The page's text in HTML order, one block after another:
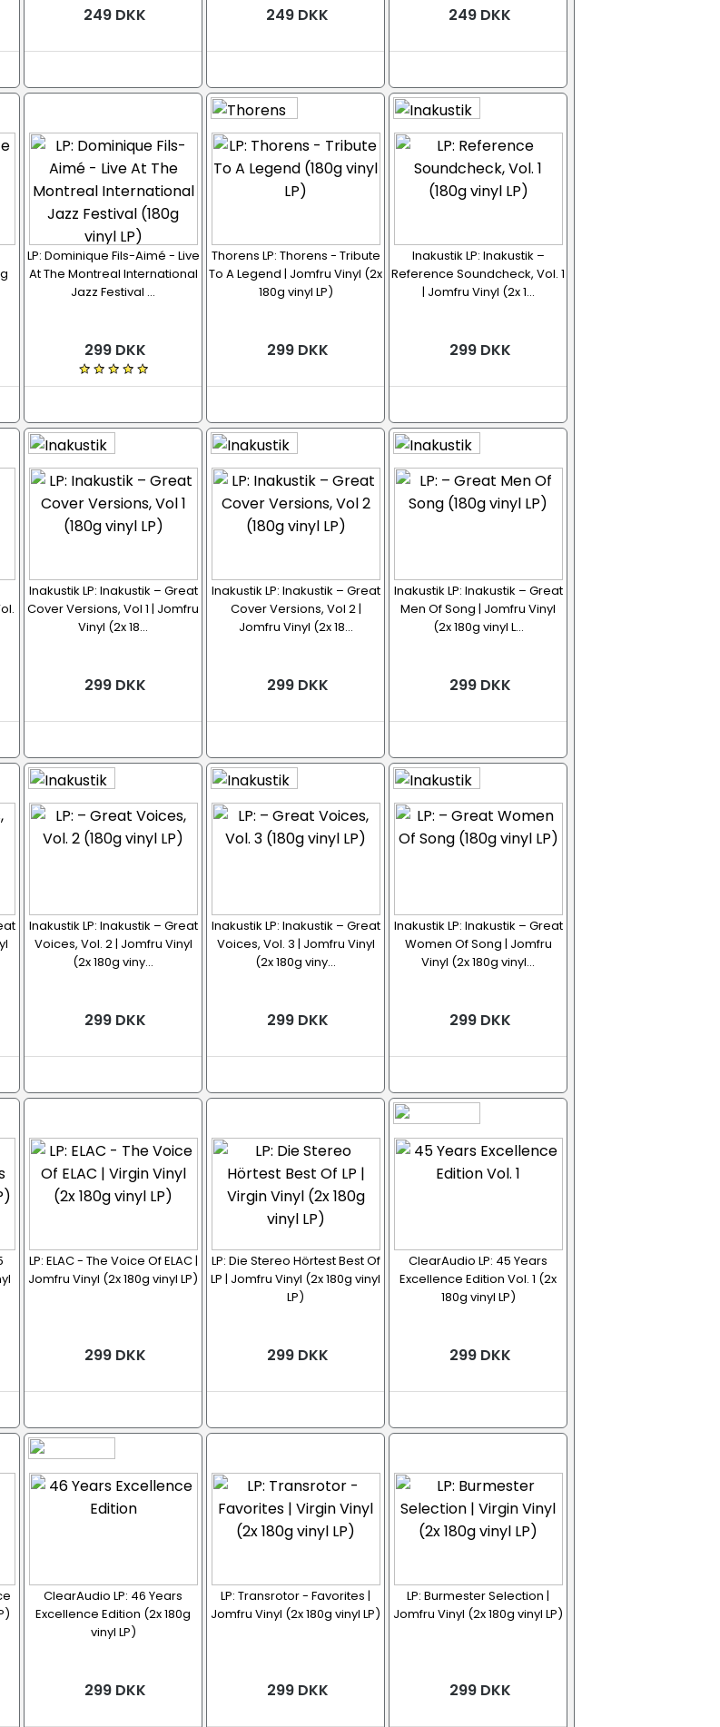
249 DKK 249 DKK 249 DKK
LP: Dominique Fils-Aimé - Live
At The Montreal International
Jazz Festival ...
299 DKK
Thorens LP: Thorens - Tribute
To A Legend | Jomfru Vinyl (2x
180g vinyl LP)
299 DKK
Inakustik LP: Inakustik –
Reference Soundcheck, Vol. 1
| Jomfru Vinyl (2x 1...
299 DKK
Inakustik LP: Inakustik – Great
Cover Versions, Vol 1 | Jomfru
Vinyl (2x 18...
299 DKK
Inakustik LP: Inakustik – Great
Cover Versions, Vol 2 |
Jomfru Vinyl (2x 18...
299 DKK
Inakustik LP: Inakustik – Great
Men Of Song | Jomfru Vinyl
(2x 180g vinyl L...
299 DKK
Inakustik LP: Inakustik – Great
Voices, Vol. 2 | Jomfru Vinyl
(2x 180g viny...
299 DKK
Inakustik LP: Inakustik – Great
Voices, Vol. 3 | Jomfru Vinyl
(2x 180g viny...
299 DKK
Inakustik LP: Inakustik – Great
Women Of Song | Jomfru
Vinyl (2x 180g vinyl...
299 DKK
LP: ELAC - The Voice Of ELAC |
Jomfru Vinyl (2x 180g vinyl LP)
299 DKK
LP: Die Stereo Hörtest Best Of
LP | Jomfru Vinyl (2x 180g vinyl
LP)
299 DKK
ClearAudio LP: 45 Years
Excellence Edition Vol. 1 (2x
180g vinyl LP)
299 DKK
ClearAudio LP: 46 Years
Excellence Edition (2x 180g
vinyl LP)
299 DKK
LP: Transrotor - Favorites |
Jomfru Vinyl (2x 180g vinyl LP)
299 DKK
LP: Burmester Selection |
Jomfru Vinyl (2x 180g vinyl LP)
299 DKK